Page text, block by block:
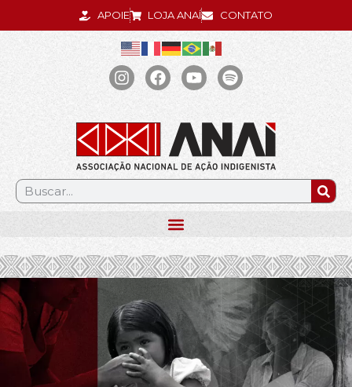
APOIE LOJA ANAÍ CONTATO
.